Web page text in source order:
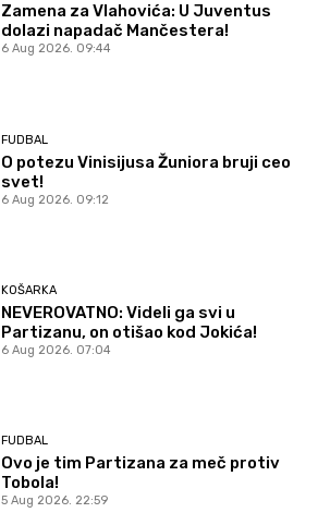
Zamena za Vlahovića: U Juventus
dolazi napadač Mančestera!
6 Aug 2026. 09:44
FUDBAL
O potezu Vinisijusa Žuniora bruji ceo
svet!
6 Aug 2026. 09:12
KOŠARKA
NEVEROVATNO: Videli ga svi u
Partizanu, on otišao kod Jokića!
6 Aug 2026. 07:04
FUDBAL
Ovo je tim Partizana za meč protiv
Tobola!
5 Aug 2026. 22:59